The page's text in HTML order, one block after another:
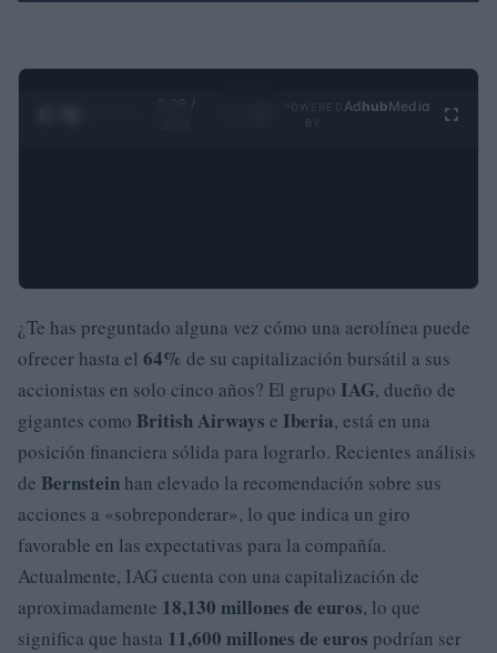
0:29 /
Ad hubMedia
¿Te has preguntado alguna vez cómo una aerolínea puede
ofrecer hasta el 64% de su capitalización bursátil a sus
accionistas en solo cinco años? El grupo IAG, dueño de
gigantes como British Airways e Iberia, está en una
posición financiera sólida para lograrlo. Recientes análisis
de Bernstein han elevado la recomendación sobre sus
acciones a «sobreponderar», lo que indica un giro
favorable en las expectativas para la compañía.
Actualmente, IAG cuenta con una capitalización de
aproximadamente 18,130 millones de euros, lo que
significa que hasta 11,600 millones de euros podrían ser